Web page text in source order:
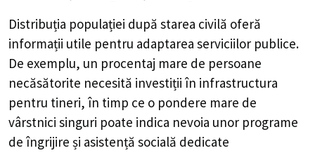
Distribuția populației după starea civilă oferă
informații utile pentru adaptarea serviciilor publice.
De exemplu, un procentaj mare de persoane
necăsătorite necesită investiții în infrastructura
pentru tineri, în timp ce o pondere mare de
vârstnici singuri poate indica nevoia unor programe
de îngrijire și asistență socială dedicate